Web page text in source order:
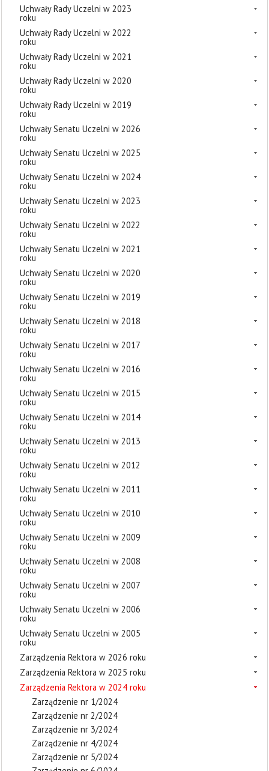
Uchwały Rady Uczelni w 2023
roku
Uchwały Rady Uczelni w 2022
roku
Uchwały Rady Uczelni w 2021
roku
Uchwały Rady Uczelni w 2020
roku
Uchwały Rady Uczelni w 2019
roku
Uchwały Senatu Uczelni w 2026
roku
Uchwały Senatu Uczelni w 2025
roku
Uchwały Senatu Uczelni w 2024
roku
Uchwały Senatu Uczelni w 2023
roku
Uchwały Senatu Uczelni w 2022
roku
Uchwały Senatu Uczelni w 2021
roku
Uchwały Senatu Uczelni w 2020
roku
Uchwały Senatu Uczelni w 2019
roku
Uchwały Senatu Uczelni w 2018
roku
Uchwały Senatu Uczelni w 2017
roku
Uchwały Senatu Uczelni w 2016
roku
Uchwały Senatu Uczelni w 2015
roku
Uchwały Senatu Uczelni w 2014
roku
Uchwały Senatu Uczelni w 2013
roku
Uchwały Senatu Uczelni w 2012
roku
Uchwały Senatu Uczelni w 2011
roku
Uchwały Senatu Uczelni w 2010
roku
Uchwały Senatu Uczelni w 2009
roku
Uchwały Senatu Uczelni w 2008
roku
Uchwały Senatu Uczelni w 2007
roku
Uchwały Senatu Uczelni w 2006
roku
Uchwały Senatu Uczelni w 2005
roku
Zarządzenia Rektora w 2026 roku
Zarządzenia Rektora w 2025 roku
Zarządzenia Rektora w 2024 roku
Zarządzenie nr 1/2024
Zarządzenie nr 2/2024
Zarządzenie nr 3/2024
Zarządzenie nr 4/2024
Zarządzenie nr 5/2024